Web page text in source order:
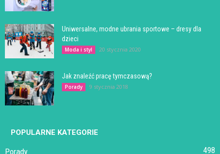
Uniwersalne, modne ubrania sportowe – dresy dla
dzieci
Moda i styl 20 stycznia 2020
Jak znaleźć pracę tymczasową?
Porady 9 stycznia 2018
POPULARNE KATEGORIE
Porady 498